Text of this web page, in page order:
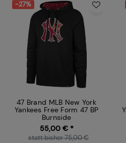
-27%
47 Brand MLB New York
Yankees Free Form 47 BP
Burnside
55,00 € *
statt bisher 75,00 €